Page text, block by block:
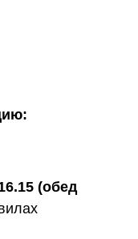
(обед